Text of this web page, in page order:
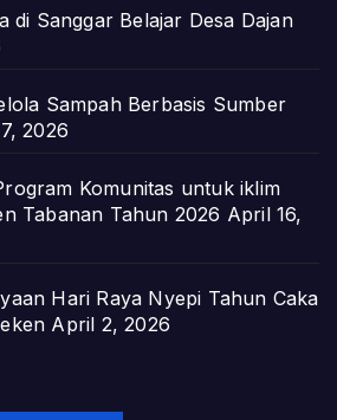
di Sanggar Belajar Desa Dajan
Sampah Berbasis Sumber
2026
Komunitas untuk iklim
Tabanan Tahun 2026 April 16,
Hari Raya Nyepi Tahun Caka
April 2, 2026